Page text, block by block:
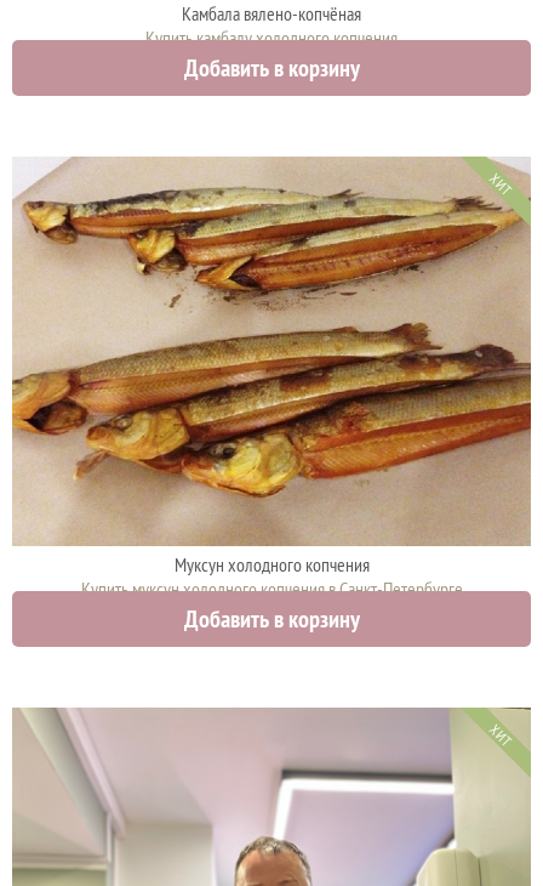
Камбала вялено-копчёная
Купить камбалу холодного копчения
1500 руб.
Добавить в корзину
ХИТ
Муксун холодного копчения
Купить муксун холодного копчения в Санкт-Петербурге
2790 руб.
Добавить в корзину
ХИТ